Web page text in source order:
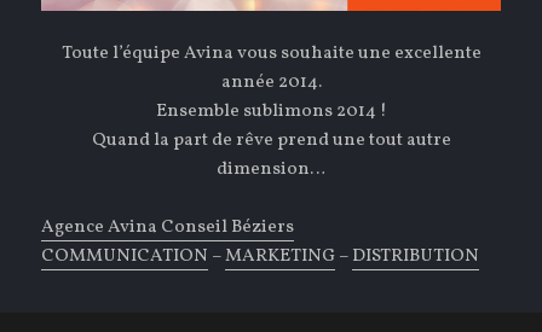
Toute l’équipe Avina vous souhaite une excellente
année 2014.
Ensemble sublimons 2014 !
Quand la part de rêve prend une tout autre
dimension…
Agence Avina Conseil Béziers
COMMUNICATION –MARKETING–DISTRIBUTION